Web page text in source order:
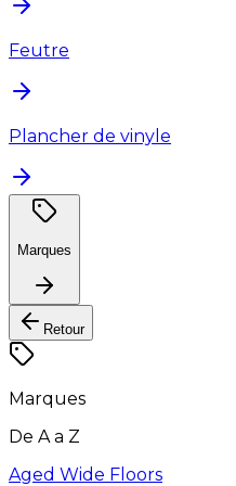
Feutre
Plancher de vinyle
Marques
Retour
Marques
De A a Z
Aged Wide Floors